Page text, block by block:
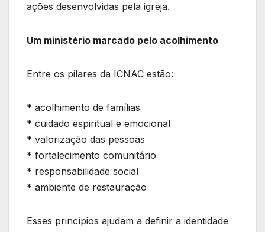
ações desenvolvidas pela igreja.
Um ministério marcado pelo acolhimento
Entre os pilares da ICNAC estão:
* acolhimento de famílias
* cuidado espiritual e emocional
* valorização das pessoas
* fortalecimento comunitário
* responsabilidade social
* ambiente de restauração
Esses princípios ajudam a definir a identidade